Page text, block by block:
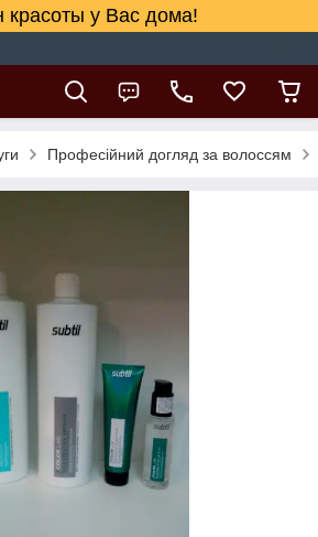
красоты у Вас дома!
Професійний догляд за волоссям